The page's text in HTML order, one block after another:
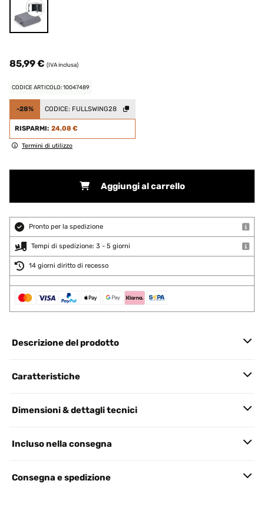
85,99 € (IVA inclusa)
CODICE ARTICOLO: 10047489
-28% CODICE: FULLSWING28
RISPARMI: 24,08 €
Termini di utilizzo
Aggiungi al carrello
Pronto per la spedizione
Tempi di spedizione: 3 - 5 giorni
14 giorni diritto di recesso
Descrizione del prodotto
Caratteristiche
Dimensioni & dettagli tecnici
Incluso nella consegna
Consegna e spedizione